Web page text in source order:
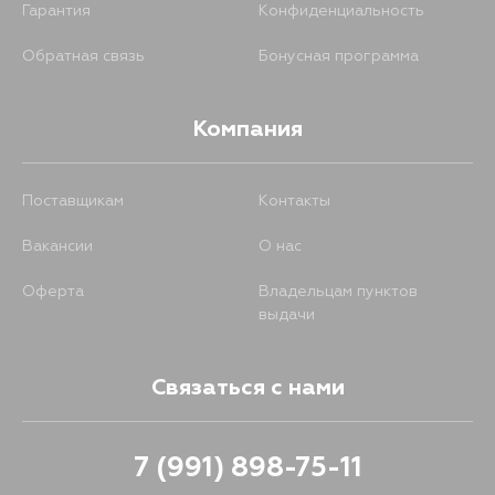
Гарантия Конфиденциальность
Обратная связь Бонусная программа
Компания
Поставщикам Контакты
Вакансии О нас
Оферта
Владельцам пунктов
выдачи
Связаться с нами
7 (991) 898-75-11